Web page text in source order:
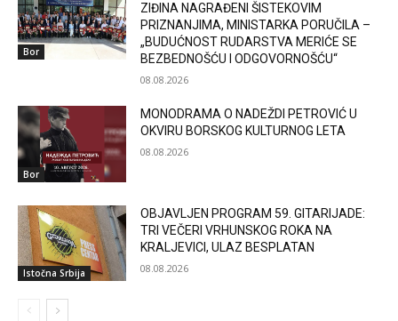
Bor
ZIĐINA NAGRAĐENI ŠISTEKOVIM
PRIZNANJIMA, MINISTARKA PORUČILA –
„BUDUĆNOST RUDARSTVA MERIĆE SE
BEZBEDNOŠĆU I ODGOVORNOŠĆU“
08.08.2026
Bor
MONODRAMA O NADEŽDI PETROVIĆ U
OKVIRU BORSKOG KULTURNOG LETA
08.08.2026
Istočna Srbija
OBJAVLJEN PROGRAM 59. GITARIJADE:
TRI VEČERI VRHUNSKOG ROKA NA
KRALJEVICI, ULAZ BESPLATAN
08.08.2026